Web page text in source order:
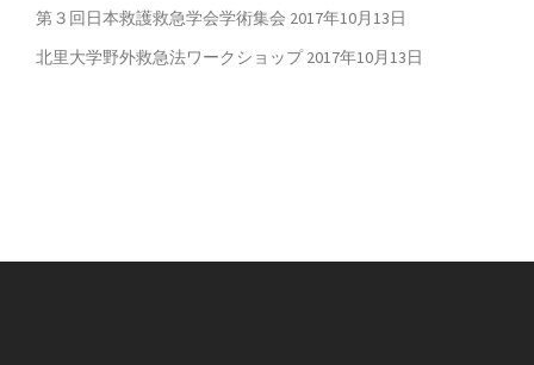
第３回日本救護救急学会学術集会 2017年10月13日
北里大学野外救急法ワークショップ 2017年10月13日